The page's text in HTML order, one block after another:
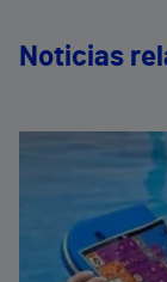
Noticias